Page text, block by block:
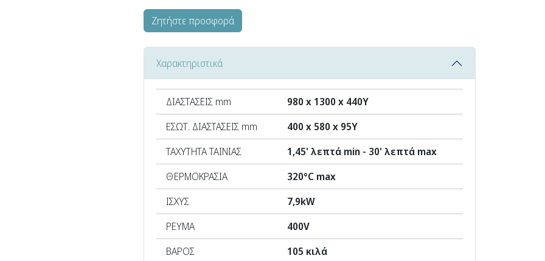
Ζητήστε προσφορά
Χαρακτηριστικά
ΔΙΑΣΤΑΣΕΙΣ mm
980 x 1300 x 440Υ
ΕΣΩΤ. ΔΙΑΣΤΑΣΕΙΣ mm
400 x 580 x 95Υ
ΤΑΧΥΤΗΤΑ ΤΑΙΝΙΑΣ
1,45' λεπτά min - 30' λεπτά max
ΘΕΡΜΟΚΡΑΣΙΑ
320°C max
ΙΣΧΥΣ
7,9kW
ΡΕΥΜΑ
400V
ΒΑΡΟΣ
105 κιλά